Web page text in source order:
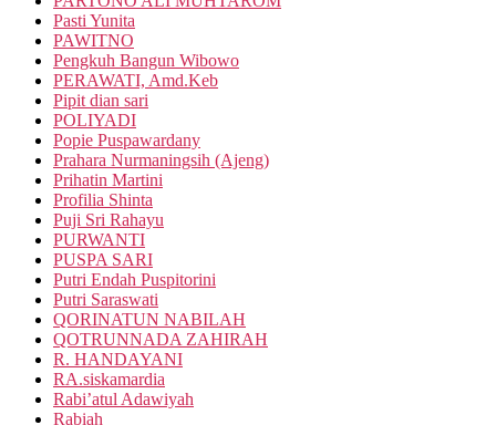
Pasti Yunita
PAWITNO
Pengkuh Bangun Wibowo
PERAWATI, Amd.Keb
Pipit dian sari
POLIYADI
Popie Puspawardany
Prahara Nurmaningsih (Ajeng)
Prihatin Martini
Profilia Shinta
Puji Sri Rahayu
PURWANTI
PUSPA SARI
Putri Endah Puspitorini
Putri Saraswati
QORINATUN NABILAH
QOTRUNNADA ZAHIRAH
R. HANDAYANI
RA.siskamardia
Rabi’atul Adawiyah
Rabiah